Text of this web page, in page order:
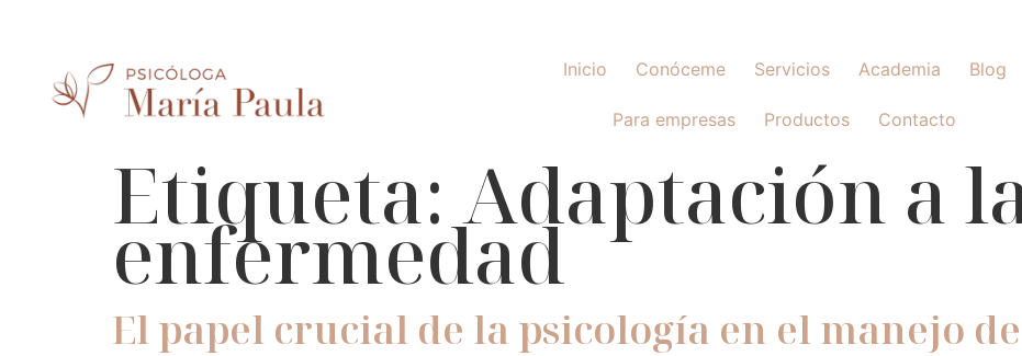
Inicio Conóceme Servicios Academia Blog
Para empresas Productos Contacto
Etiqueta:Adaptación a
enfermedad
El papel crucial de la psicología en el manejo